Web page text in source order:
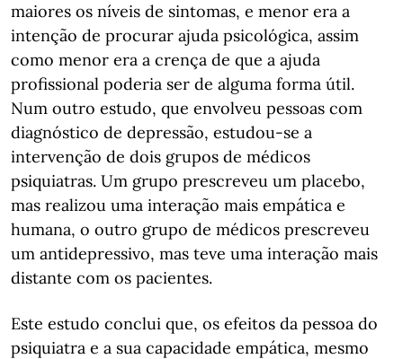
maiores os níveis de sintomas, e menor era a
intenção de procurar ajuda psicológica, assim
como menor era a crença de que a ajuda
profissional poderia ser de alguma forma útil.
Num outro estudo, que envolveu pessoas com
diagnóstico de depressão, estudou-se a
intervenção de dois grupos de médicos
psiquiatras. Um grupo prescreveu um placebo,
mas realizou uma interação mais empática e
humana, o outro grupo de médicos prescreveu
um antidepressivo, mas teve uma interação mais
distante com os pacientes.
Este estudo conclui que, os efeitos da pessoa do
psiquiatra e a sua capacidade empática, mesmo